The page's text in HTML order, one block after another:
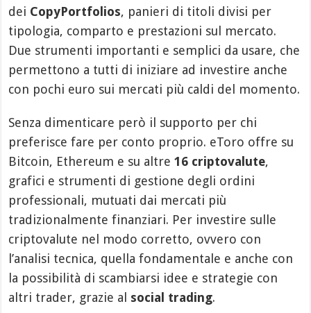
dei CopyPortfolios, panieri di titoli divisi per
tipologia, comparto e prestazioni sul mercato.
Due strumenti importanti e semplici da usare, che
permettono a tutti di iniziare ad investire anche
con pochi euro sui mercati più caldi del momento.
Senza dimenticare però il supporto per chi
preferisce fare per conto proprio. eToro offre su
Bitcoin, Ethereum e su altre16 criptovalute,
grafici e strumenti di gestione degli ordini
professionali, mutuati dai mercati più
tradizionalmente finanziari. Per investire sulle
criptovalute nel modo corretto, ovvero con
l’analisi tecnica, quella fondamentale e anche con
la possibilità di scambiarsi idee e strategie con
altri trader, grazie al social trading.